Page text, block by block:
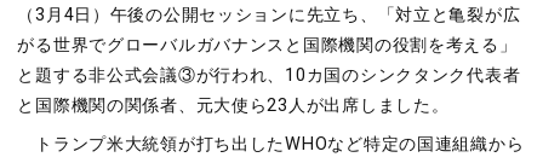
（3月4日）午後の公開セッションに先立ち、「対立と亀裂が広
がる世界でグローバルガバナンスと国際機関の役割を考える」
と題する非公式会議③が行われ、10カ国のシンクタンク代表者
と国際機関の関係者、元大使ら23人が出席しました。
トランプ米大統領が打ち出したWHOなど特定の国連組織から